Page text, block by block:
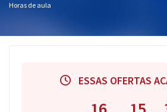
Horas de aula
ESSAS OFERTAS